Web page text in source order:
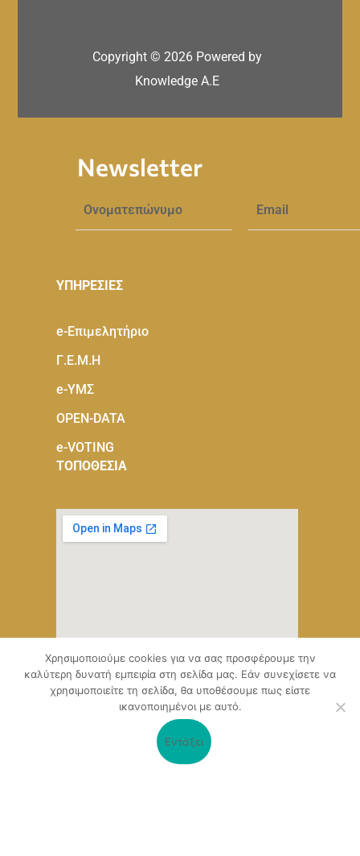
Copyright © 2026 Powered by
Knowledge A.E
Newsletter
ΥΠΗΡΕΣΙΕΣ
e-Eπιμελητήριο
Γ.Ε.Μ.Η
e-ΥΜΣ
OPEN-DATA
e-VOTING
ΤΟΠΟΘΕΣΙΑ
Χρησιμοποιούμε cookies για να σας προσφέρουμε την
καλύτερη δυνατή εμπειρία στη σελίδα μας. Εάν συνεχίσετε να
χρησιμοποιείτε τη σελίδα, θα υποθέσουμε πως είστε
ικανοποιημένοι με αυτό.
Εντάξει